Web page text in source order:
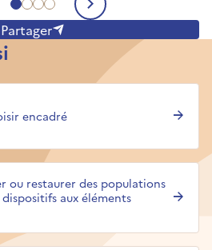
Aller au contenu 1
Aller au contenu 2
Aller au contenu 3
Aller au contenu 4
précédent
Contenu
Partager
encadré
ou restaurer des populations
aux éléments